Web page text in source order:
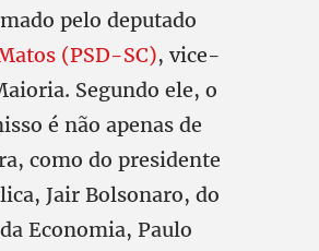
pelo deputado
(PSD-SC), vice-
Segundo ele, o
é não apenas de
como do presidente
Jair Bolsonaro, do
Economia, Paulo